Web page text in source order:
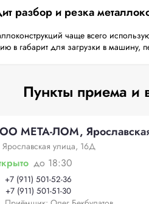
разбор и резка
чаще всего
в габарит для загрузки в машину,
Пункты приема и
МЕТА-ЛОМ,
Ярославская улица, 16Д
до 18:30
+7 (911) 501-52-36
+7 (911) 501-51-30